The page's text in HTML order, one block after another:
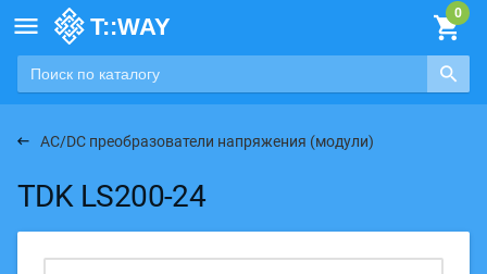

AC/DC преобразователи напряжения (модули)
TDK LS200-24